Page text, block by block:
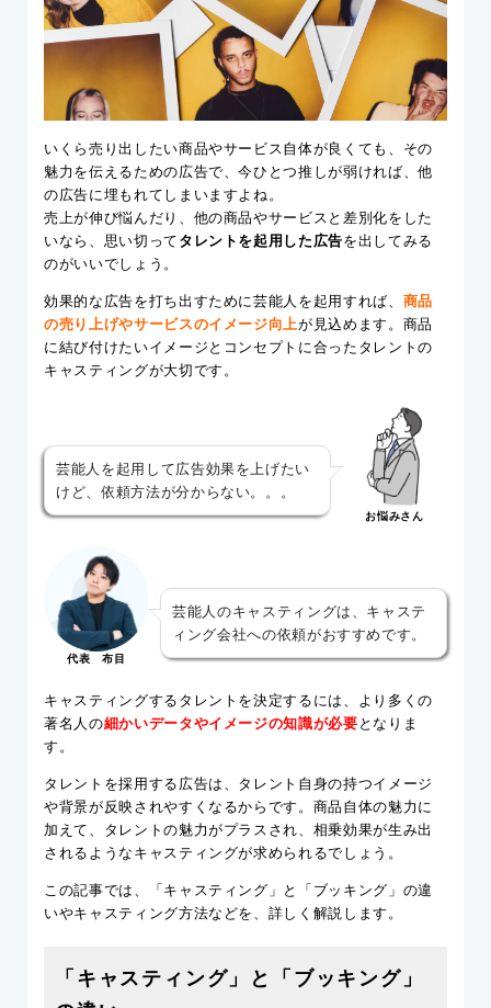
いくら売り出したい商品やサービス自体が良くても、その
魅力を伝えるための広告で、今ひとつ推しが弱ければ、他
の広告に埋もれてしまいますよね。
売上が伸び悩んだり、他の商品やサービスと差別化をした
いなら、思い切って タレントを起用した広告を出してみる
のがいいでしょう。
効果的な広告を打ち出すために芸能人を起用すれば、 商品
の売り上げやサービスのイメージ向上が見込めます。商品
に結び付けたいイメージとコンセプトに合ったタレントの
キャスティングが大切です。
芸能人を起用して広告効果を上げたい
けど、依頼方法が分からない。。。
お悩みさん
代表 布目
芸能人のキャスティングは、キャステ
ィング会社への依頼がおすすめです。
キャスティングするタレントを決定するには、より多くの
著名人の細かいデータやイメージの知識が必要 となりま
す。
タレントを採用する広告は、タレント自身の持つイメージ
や背景が反映されやすくなるからです。商品自体の魅力に
加えて、タレントの魅力がプラスされ、相乗効果が生み出
されるようなキャスティングが求められるでしょう。
この記事では、「キャスティング」と「ブッキング」の違
いやキャスティング方法などを、詳しく解説します。
「キャスティング」と「ブッキング」